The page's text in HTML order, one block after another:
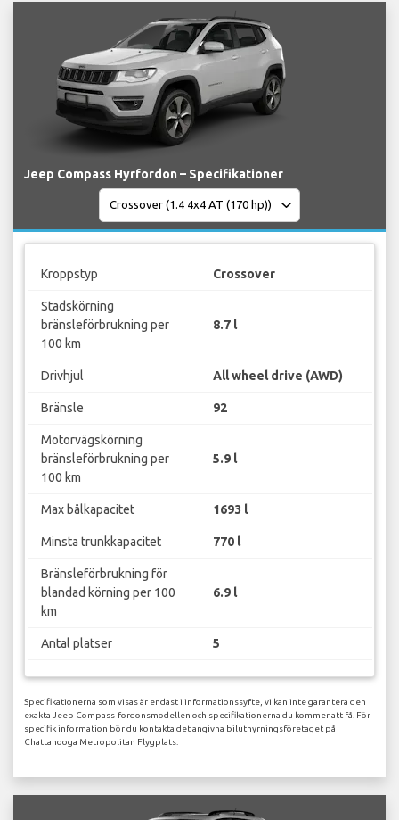
Jeep Compass Hyrfordon – Specifikationer
Kroppstyp Crossover
Stadskörning
bränsleförbrukning per
100 km
8.7 l
Drivhjul All wheel drive (AWD)
Bränsle 92
Motorvägskörning
bränsleförbrukning per
100 km
5.9 l
Max bålkapacitet 1693 l
Minsta trunkkapacitet 770 l
Bränsleförbrukning för
blandad körning per 100
km
6.9 l
Antal platser 5
Specifikationerna som visas är endast i informationssyfte, vi kan inte garantera den
exakta Jeep Compass-fordonsmodellen och specifikationerna du kommer att få. För
specifik information bör du kontakta det angivna biluthyrningsföretaget på
Chattanooga Metropolitan Flygplats.